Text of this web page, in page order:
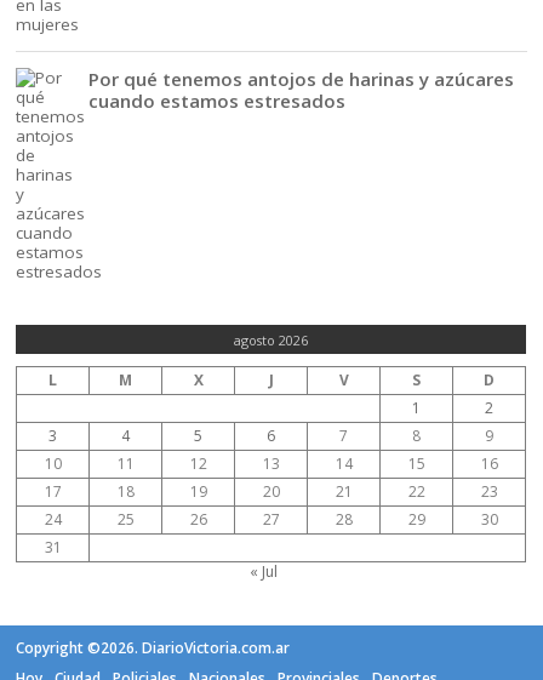
Por qué tenemos antojos de harinas y azúcares
cuando estamos estresados
agosto 2026
L M X J V S
D
1
2
3
4 5 6 7 8
9
10
11 12 13 14 15
16
17
18 19 20 21 22
23
24
25 26 27 28 29
30
31
« Jul
Copyright ©2026. DiarioVictoria.com.ar